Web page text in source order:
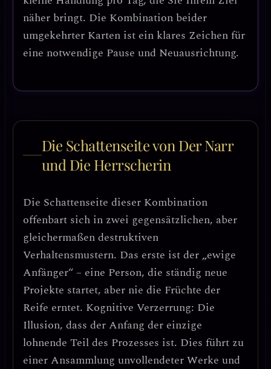
näher bringt. Die Kombination beider
umgekehrter Karten ist ein klares Zeichen für
eine notwendige Pause und Neuausrichtung.
Die Schattenseite von Der Narr
und Die Herrscherin
Die Schattenseite dieser Kombination
offenbart sich in zwei gegensätzlichen, aber
gleichermaßen destruktiven
Verhaltensmustern. Das erste ist der „ewige
Anfänger“ – eine Person, die ständig neue
Projekte startet, aber nie die Früchte der
Reife erntet. Kognitive Verzerrung: Die
Illusion, dass der Anfang der einzige
lohnende Teil des Prozesses ist. Dies führt zu
einer Ansammlung unvollendeter Werke und